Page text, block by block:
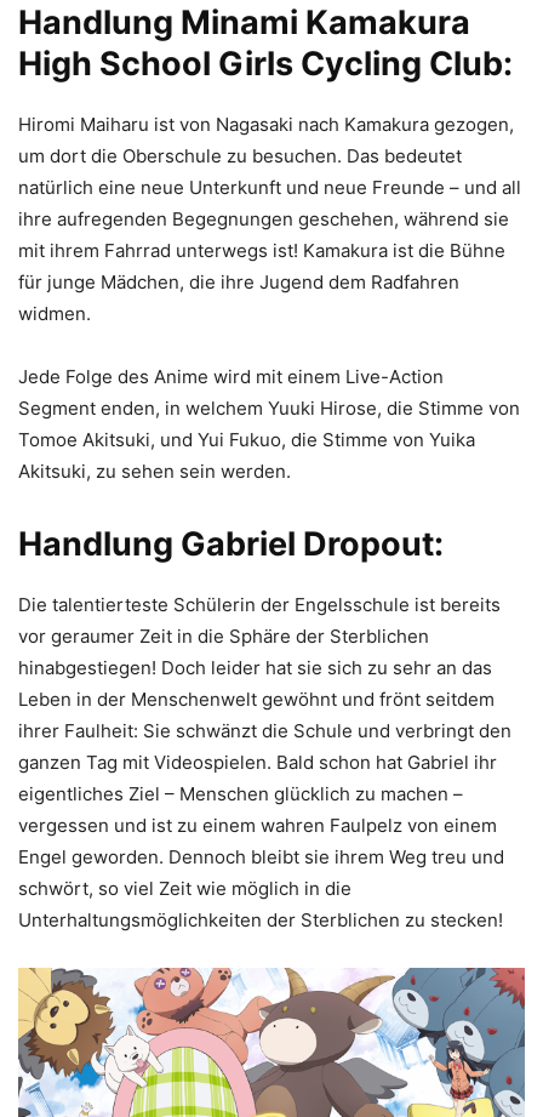
Handlung Minami Kamakura
High School Girls Cycling Club:
Hiromi Maiharu ist von Nagasaki nach Kamakura gezogen,
um dort die Oberschule zu besuchen. Das bedeutet
natürlich eine neue Unterkunft und neue Freunde – und all
ihre aufregenden Begegnungen geschehen, während sie
mit ihrem Fahrrad unterwegs ist! Kamakura ist die Bühne
für junge Mädchen, die ihre Jugend dem Radfahren
widmen.
Jede Folge des Anime wird mit einem Live-Action
Segment enden, in welchem Yuuki Hirose, die Stimme von
Tomoe Akitsuki, und Yui Fukuo, die Stimme von Yuika
Akitsuki, zu sehen sein werden.
Handlung Gabriel Dropout:
Die talentierteste Schülerin der Engelsschule ist bereits
vor geraumer Zeit in die Sphäre der Sterblichen
hinabgestiegen! Doch leider hat sie sich zu sehr an das
Leben in der Menschenwelt gewöhnt und frönt seitdem
ihrer Faulheit: Sie schwänzt die Schule und verbringt den
ganzen Tag mit Videospielen. Bald schon hat Gabriel ihr
eigentliches Ziel – Menschen glücklich zu machen –
vergessen und ist zu einem wahren Faulpelz von einem
Engel geworden. Dennoch bleibt sie ihrem Weg treu und
schwört, so viel Zeit wie möglich in die
Unterhaltungsmöglichkeiten der Sterblichen zu stecken!